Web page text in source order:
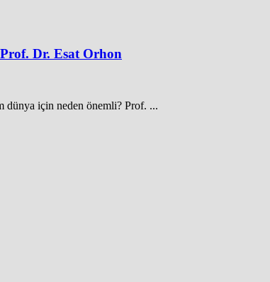
Dr. Esat Orhon
dünya için neden önemli? Prof. ...